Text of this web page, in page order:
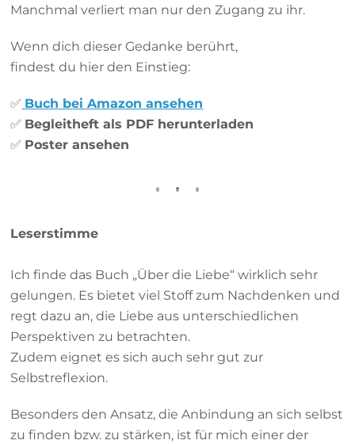
Manchmal verliert man nur den Zugang zu ihr.
Wenn dich dieser Gedanke berührt,
findest du hier den Einstieg:
✅ Buch bei Amazon ansehen
✅ Begleitheft als PDF herunterladen
✅ Poster ansehen
Leserstimme
Ich finde das Buch „Über die Liebe“ wirklich sehr
gelungen. Es bietet viel Stoff zum Nachdenken und
regt dazu an, die Liebe aus unterschiedlichen
Perspektiven zu betrachten.
Zudem eignet es sich auch sehr gut zur
Selbstreflexion.
Besonders den Ansatz, die Anbindung an sich selbst
zu finden bzw. zu stärken, ist für mich einer der